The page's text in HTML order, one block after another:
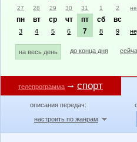
27 28 29 30 31 1 2
пн вт ср чт пт сб вс
3 4 5 6 7 8 9
на весь день до конца дня
телепрограмма спорт
описания передач:
настроить по жанрам